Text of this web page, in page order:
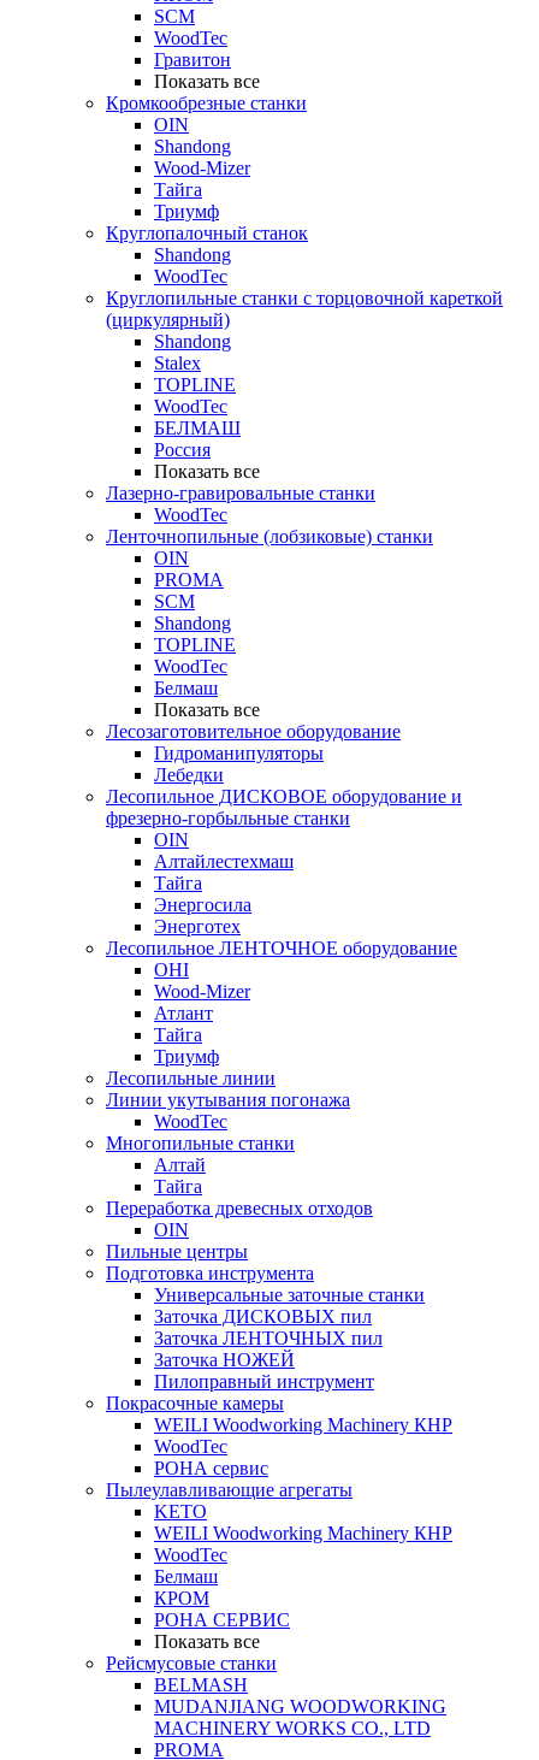
SCM
WoodTec
Гравитон
Показать все
Кромкообрезные станки
OIN
Shandong
Wood-Mizer
Тайга
Триумф
Круглопалочный станок
Shandong
WoodTec
Круглопильные станки с торцовочной кареткой
(циркулярный)
Shandong
Stalex
TOPLINE
WoodTec
БЕЛМАШ
Россия
Показать все
Лазерно-гравировальные станки
WoodTec
Ленточнопильные (лобзиковые) станки
OIN
PROMA
SCM
Shandong
TOPLINE
WoodTec
Белмаш
Показать все
Лесозаготовительное оборудование
Гидроманипуляторы
Лебедки
Лесопильное ДИСКОВОЕ оборудование и
фрезерно-горбыльные станки
OIN
Алтайлестехмаш
Тайга
Энергосила
Энерготех
Лесопильное ЛЕНТОЧНОЕ оборудование
OHI
Wood-Mizer
Атлант
Тайга
Триумф
Лесопильные линии
Линии укутывания погонажа
WoodTec
Многопильные станки
Алтай
Тайга
Переработка древесных отходов
OIN
Пильные центры
Подготовка инструмента
Универсальные заточные станки
Заточка ДИСКОВЫХ пил
Заточка ЛЕНТОЧНЫХ пил
Заточка НОЖЕЙ
Пилоправный инструмент
Покрасочные камеры
WEILI Woodworking Machinery КНР
WoodTec
РОНА сервис
Пылеулавливающие агрегаты
KETO
WEILI Woodworking Machinery КНР
WoodTec
Белмаш
КРОМ
РОНА СЕРВИС
Показать все
Рейсмусовые станки
BELMASH
MUDANJIANG WOODWORKING
MACHINERY WORKS CO., LTD
PROMA